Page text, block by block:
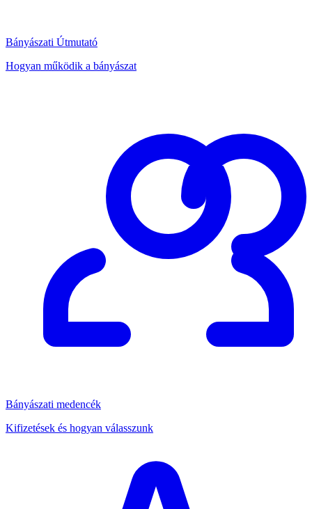
Bányászati Útmutató
Hogyan működik a bányászat
Bányászati medencék
Kifizetések és hogyan válasszunk